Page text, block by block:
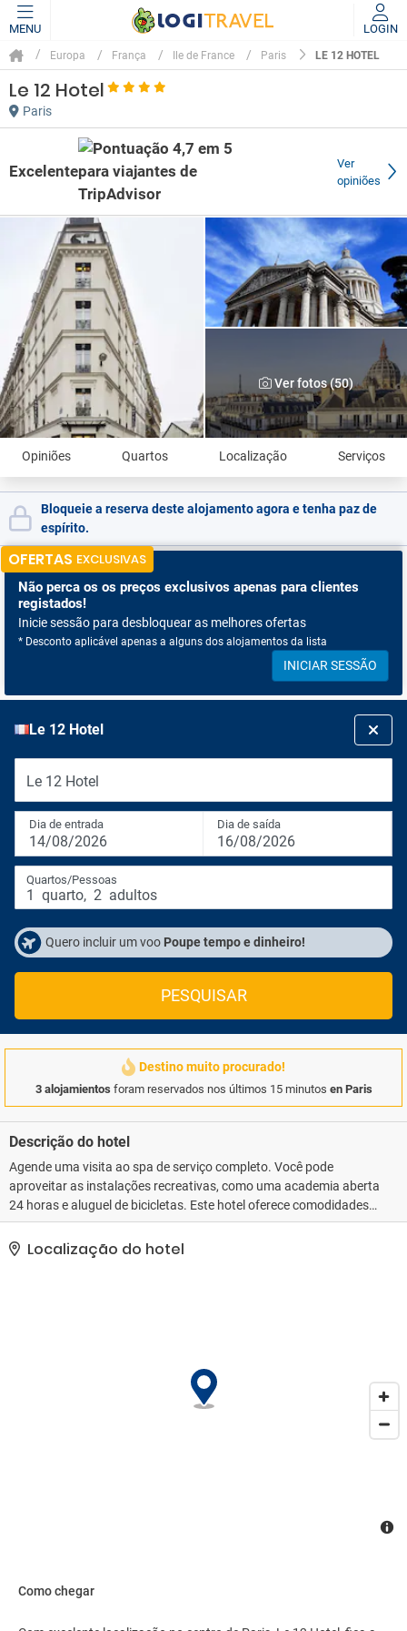
MENU LOGIN
Europa França Ile de France Paris LE 12 HOTEL
Le 12 Hotel
Paris
Excelente
Ver
opiniões
Ver fotos (50)
Opiniões Quartos Localização Serviços
Bloqueie a reserva deste alojamento agora e tenha paz de
espírito.
OFERTAS EXCLUSIVAS
Não perca os os preços exclusivos apenas para clientes
registados!
Inicie sessão para desbloquear as melhores ofertas
* Desconto aplicável apenas a alguns dos alojamentos da lista
INICIAR SESSÃO
Le 12 Hotel
Le 12 Hotel
Dia de entrada
14/08/2026
Dia de saída
16/08/2026
Quartos/Pessoas
1 quarto, 2 adultos
Quero incluir um voo Poupe tempo e dinheiro!
PESQUISAR
Destino muito procurado!
3 alojamientos foram reservados nos últimos 15 minutos en Paris
Descrição do hotel
Agende uma visita ao spa de serviço completo. Você pode
aproveitar as instalações recreativas, como uma academia aberta
24 horas e aluguel de bicicletas. Este hotel oferece comodidades
adicionais, como Wi-Fi de cortesia e serviços de concierge. É fácil
chegar até as atrações da área com nosso traslado local
(sobretaxa).. Esta propriedade recebeu sua classificação oficial
Localização do hotel
Como chegar